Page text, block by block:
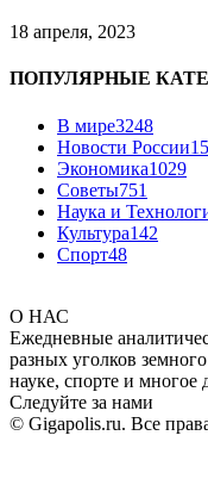
18 апреля, 2023
ПОПУЛЯРНЫЕ
В мире3248
Новости России
Экономика1029
Советы751
Наука и
Культура142
Спорт48
О НАС
Ежедневные
разных уголков
науке, спорте и многое
Следуйте за нами
© Gigapolis.ru. Все